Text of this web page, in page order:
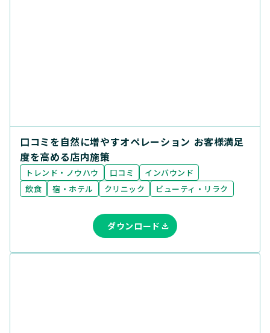
口コミを自然に増やすオペレーション お客様満足
度を高める店内施策
トレンド・ノウハウ 口コミ
インバウンド
飲食
宿・ホテル クリニック ビューティ・リラク
ダウンロード